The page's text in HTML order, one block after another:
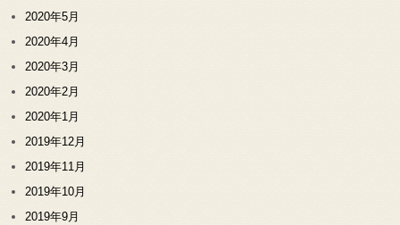
2020年5月
2020年4月
2020年3月
2020年2月
2020年1月
2019年12月
2019年11月
2019年10月
2019年9月